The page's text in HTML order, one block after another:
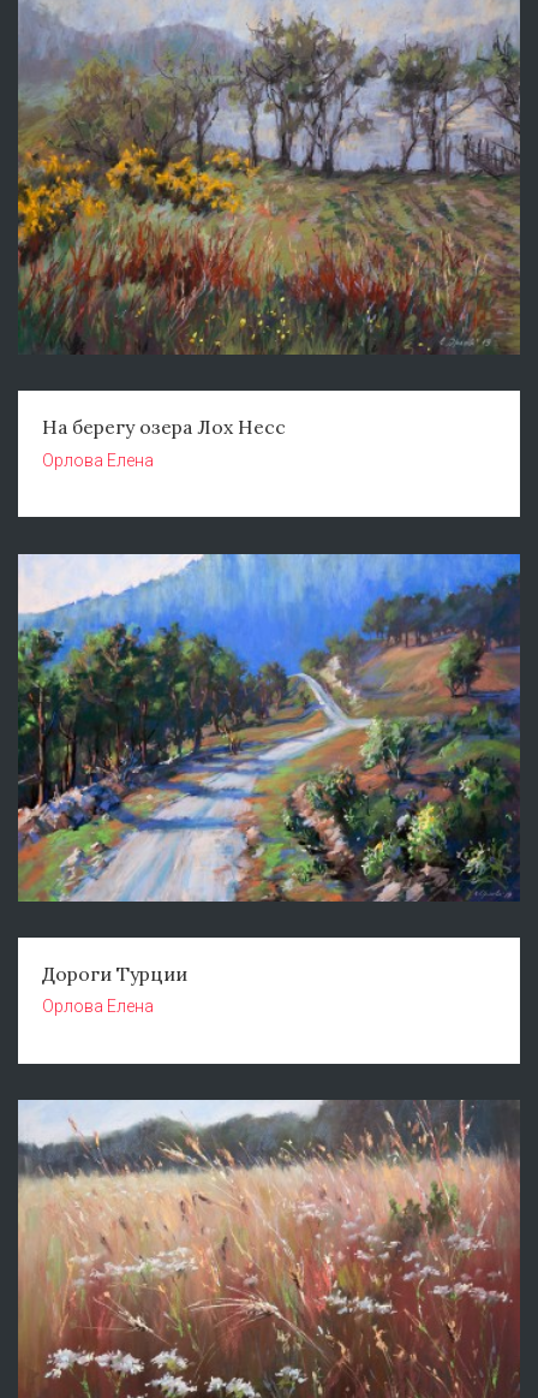
На берегу озера Лох Несс
Орлова Елена
Дороги Турции
Орлова Елена